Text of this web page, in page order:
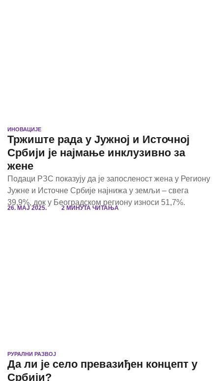
ИНОВАЦИЈЕ
Тржиште рада у Јужној и Источној
Србији је најмање инклузивно за
жене
Подаци РЗС показују да је запосленост жена у Региону
Јужне и Источне Србије најнижа у земљи – свега
39,9%, док у Београдском региону износи 51,7%.
26. МАЈ 2025. 2 МИНУТА ЧИТАЊА
РУРАЛНИ РАЗВОЈ
Да ли је село превазиђен концепт у
Србији?